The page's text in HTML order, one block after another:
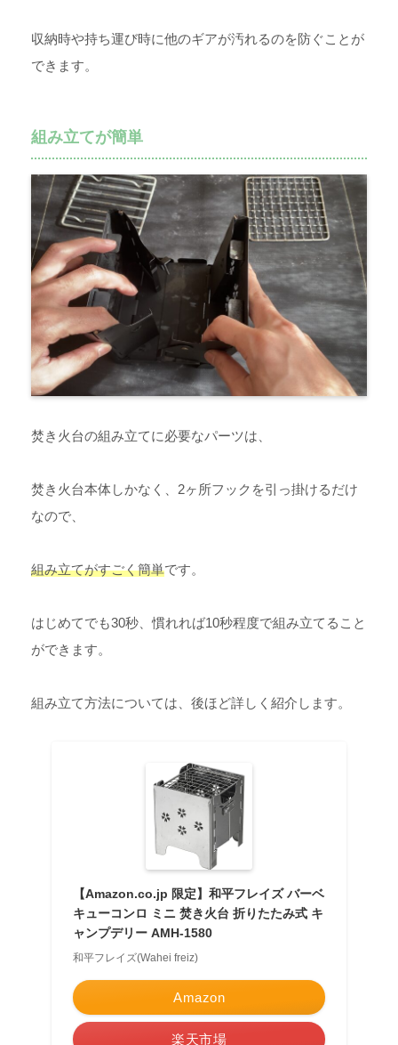
収納時や持ち運び時に他のギアが汚れるのを防ぐことが
できます。
組み立てが簡単
焚き火台の組み立てに必要なパーツは、
焚き火台本体しかなく、2ヶ所フックを引っ掛けるだけ
なので、
組み立てがすごく簡単です。
はじめてでも30秒、慣れれば10秒程度で組み立てること
ができます。
組み立て方法については、後ほど詳しく紹介します。
【Amazon.co.jp 限定】和平フレイズ バーベ
キューコンロ ミニ 焚き火台 折りたたみ式 キ
ャンプデリー AMH-1580
和平フレイズ(Wahei freiz)
Amazon
楽天市場